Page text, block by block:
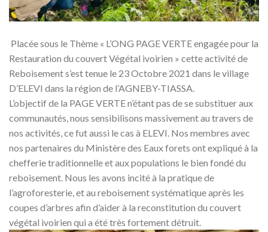
Placée sous le Thème « L’ONG PAGE VERTE engagée pour la
Restauration du couvert Végétal ivoirien » cette activité de
Reboisement s’est tenue le 23 Octobre 2021 dans le village
D’ELEVI dans la région de l’AGNEBY-TIASSA.
L’objectif de la PAGE VERTE n’étant pas de se substituer aux
communautés, nous sensibilisons massivement au travers de
nos activités, ce fut aussi le cas à ELEVI. Nos membres avec
nos partenaires du Ministère des Eaux forets ont expliqué à la
chefferie traditionnelle et aux populations le bien fondé du
reboisement. Nous les avons incité à la pratique de
l’agroforesterie, et au reboisement systématique après les
coupes d’arbres afin d’aider à la reconstitution du couvert
végétal ivoirien qui a été très fortement détruit.